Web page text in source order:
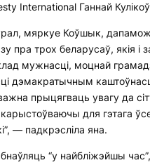
International Ганнай
мяркуе Коўшык,
пра трох беларусаў, якія і
мужнасці, моцнай
дэмакратычным
прыцягваць увагу да
для гэтага
— падкрэсліла яна.
“у найбліжэйшы час”,